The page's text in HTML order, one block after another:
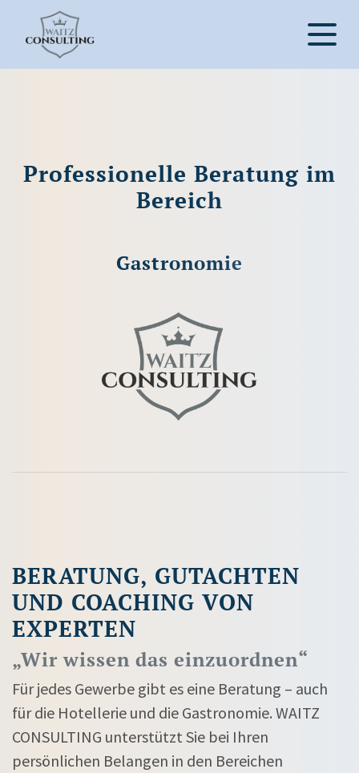
Professionelle Beratung im
Bereich
BERATUNG, GUTACHTEN
UND COACHING VON
EXPERTEN
„Wir wissen das einzuordnen“
Für jedes Gewerbe gibt es eine Beratung – auch
für die Hotellerie und die Gastronomie. WAITZ
CONSULTING unterstützt Sie bei Ihren
persönlichen Belangen in den Bereichen